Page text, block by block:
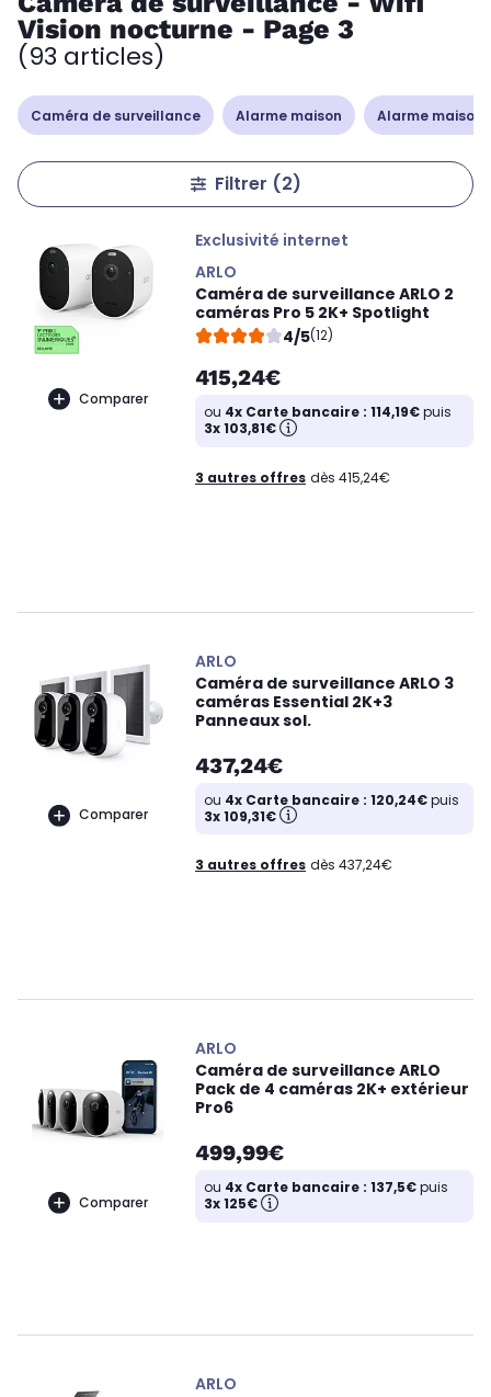
Vision nocturne - Page 3
(93 articles)
Caméra de surveillance Alarme maison Alarme maison
Filtrer (2)
Comparer
Exclusivité internet
ARLO
Caméra de surveillance ARLO 2
caméras Pro 5 2K+ Spotlight
4/5(12)
415,24€
ou 4x Carte bancaire : 114,19€puis
3x 103,81€
3 autres offres dès 415,24€
Comparer
ARLO
Caméra de surveillance ARLO 3
caméras Essential 2K+3
Panneaux sol.
437,24€
ou 4x Carte bancaire : 120,24€puis
3x 109,31€
3 autres offres dès 437,24€
Comparer
ARLO
Caméra de surveillance ARLO
Pack de 4 caméras 2K+ extérieur
Pro6
499,99€
ou 4x Carte bancaire : 137,5€puis
3x 125€
ARLO